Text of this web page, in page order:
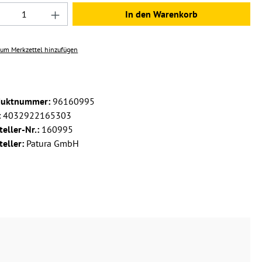
Anzahl: Gib den gewünschten Wert
In den Warenkorb
Merkzettel hinzufügen
96160995
4032922165303
Nr.: 160995
Patura GmbH